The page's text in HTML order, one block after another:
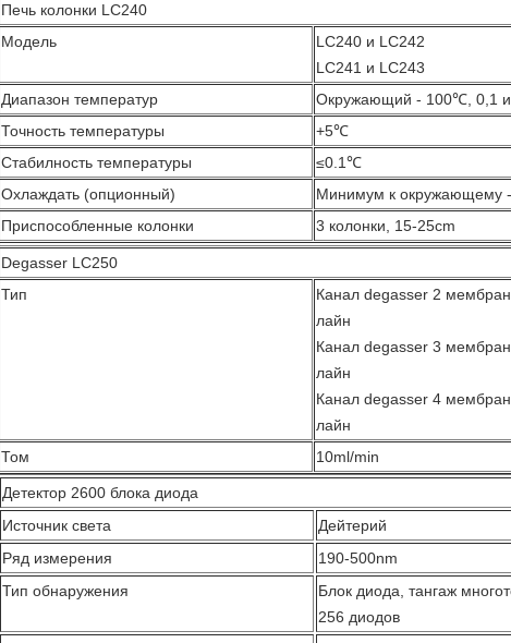
Печь колонки LC240
Модель
LC240 и LC242
LC241 и LC243
Диапазон температур
Окружающий - 100℃, 0,1
Точность температуры
+5℃
Стабилность температуры
≤0.1℃
Охлаждать (опционный)
Минимум к окружающему
Приспособленные колонки
3 колонки, 15-25cm
Degasser LC250
Тип
Канал degasser 2
лайн
Канал degasser 3
лайн
Канал degasser 4
лайн
Том
10ml/min
Детектор 2600 блока диода
Источник света
Дейтерий
Ряд измерения
190-500nm
Тип обнаружения
Блок диода, тангаж
256 диодов